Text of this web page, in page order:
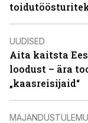
UUDISED
Aita kaitsta
loodust – ära
„kaasreisijaid“